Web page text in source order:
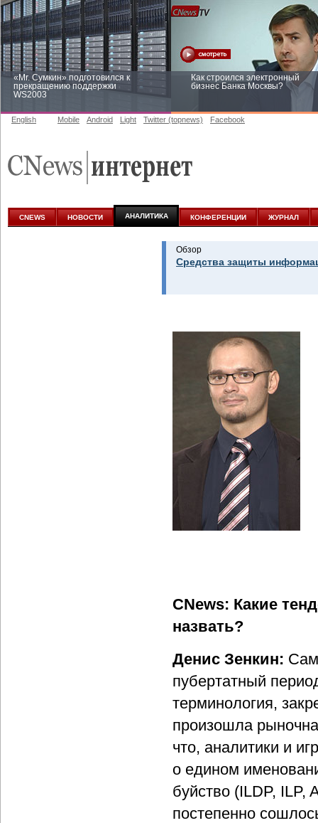
«Mr. Сумкин» подготовился к
прекращению поддержки
WS2003
Как строился электронный
бизнес Банка Москвы?
аналитике
English Mobile Android Light Twitter (topnews) Facebook
CNEWS НОВОСТИ АНАЛИТИКА КОНФЕРЕНЦИИ ЖУРНАЛ
Обзор
Средства защиты
CNews: Какие
назвать?
Денис Зенкин:
пубертатный
терминология,
произошла
что, аналитики и
о едином
буйство (ILDP, ILP,
постепенно